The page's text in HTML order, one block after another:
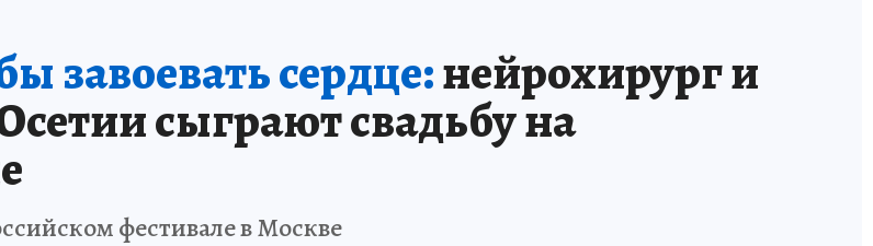
завоевать сердце:нейрохирург и
сыграют свадьбу на
фестивале в Москве